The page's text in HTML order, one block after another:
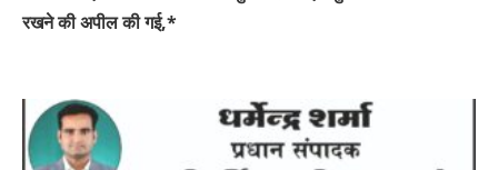
रखने की अपील की गई,*